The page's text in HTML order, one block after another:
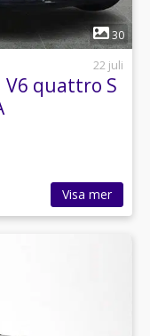
30
22 juli
V6 quattro S
Visa mer